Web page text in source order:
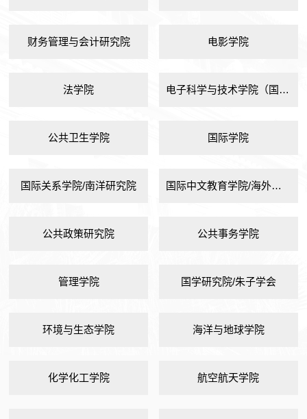
财务管理与会计研究院 电影学院
法学院 电子科学与技术学院（国家示范性微电子学院）
公共卫生学院 国际学院
国际关系学院/南洋研究院 国际中文教育学院/海外教育学院
公共政策研究院 公共事务学院
管理学院 国学研究院/朱子学会
环境与生态学院 海洋与地球学院
化学化工学院 航空航天学院